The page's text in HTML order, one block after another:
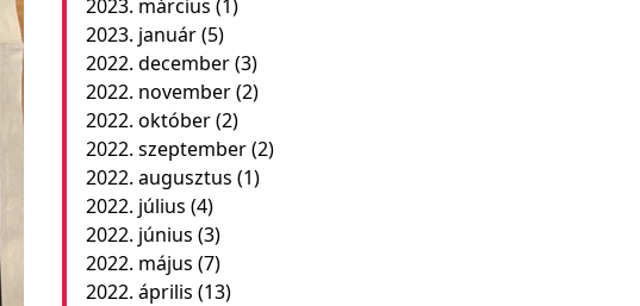
2023. március (1)
2023. január(5)
2022. december(3)
2022. november(2)
2022. október(2)
2022. szeptember(2)
2022. augusztus (1)
2022. július (4)
2022. június (3)
2022. május (7)
2022. április (13)